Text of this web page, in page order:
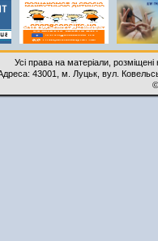
Усі права на матеріали,
43001, м. Луцьк, вул.